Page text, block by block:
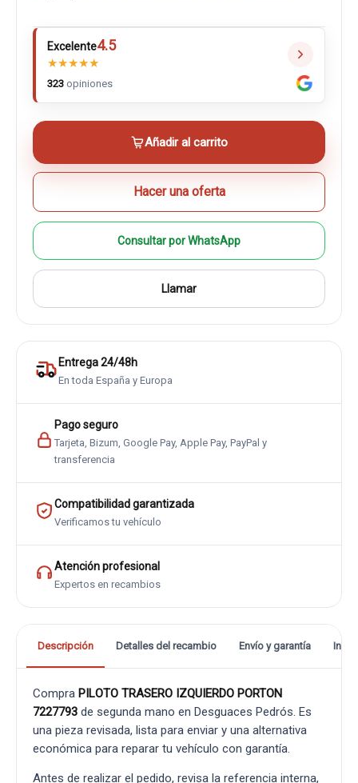
Excelente4.5
★★★★★
323 opiniones
Añadir al carrito
Hacer una oferta
Consultar por WhatsApp
Llamar
Entrega 24/48h
En toda España y Europa
Pago seguro
Tarjeta, Bizum, Google Pay, Apple Pay, PayPal y
transferencia
Compatibilidad garantizada
Verificamos tu vehículo
Atención profesional
Expertos en recambios
Descripción Detalles del recambio Envío y garantía
Compra PILOTO TRASERO IZQUIERDO PORTON
7227793 de segunda mano en Desguaces Pedrós. Es
una pieza revisada, lista para enviar y una alternativa
económica para reparar tu vehículo con garantía.
Antes de realizar el pedido, revisa la referencia interna,